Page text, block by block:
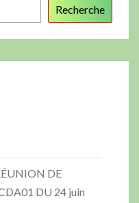
Recherche
DE
DU 24 juin